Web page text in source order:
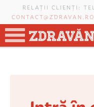
Mergi la conţinutul principal
RELAȚII CLIENȚI:
CONTACT@ZDRAVAN.RO